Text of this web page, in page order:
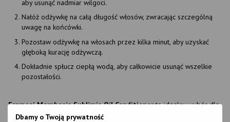
Dbamy o Twoją prywatność
aby usunąć nadmiar wilgoci.
Nałóż odżywkę na całą długość włosów, zwracając szczególną
uwagę na końcówki.
Pozostaw odżywkę na włosach przez kilka minut, aby uzyskać
głęboką kurację odżywczą.
Dokładnie spłucz ciepłą wodą, aby całkowicie usunąć wszelkie
pozostałości.
Framesi Morphosis Sublimis Oil Conditionerto idealny wybór dla
tych, którzy chcą przywrócić zdrowie swoim włosom i przywrócić im